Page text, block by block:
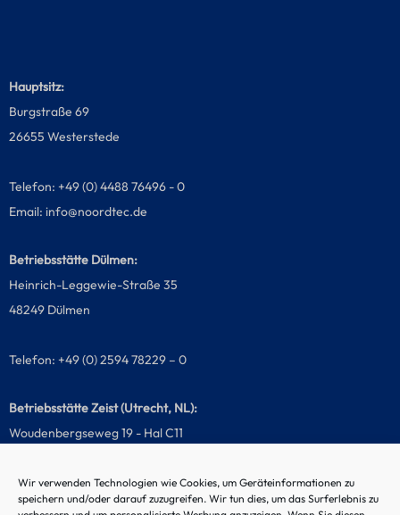
Wir verwenden Technologien wie Cookies, um Geräteinformationen zu
speichern und/oder darauf zuzugreifen. Wir tun dies, um das Surferlebnis zu
Hauptsitz:
Burgstraße 69
26655 Westerstede
Telefon: +49 (0) 4488 76496 - 0
Email: info@noordtec.de
Betriebsstätte Dülmen:
Heinrich-Leggewie-Straße 35
48249 Dülmen
Telefon: +49 (0) 2594 78229 – 0
Betriebsstätte Zeist (Utrecht, NL):
Woudenbergseweg 19 - Hal C11
Telefon: +31 (0) 85 020981 - 0